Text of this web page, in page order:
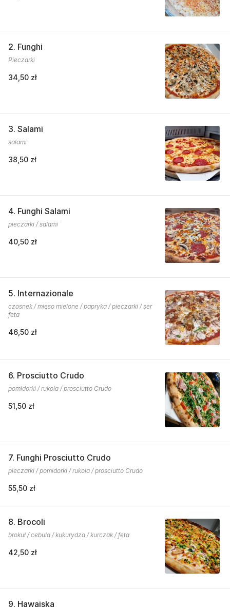
2. Funghi
Pieczarki
34,50 zł
3. Salami
salami
38,50 zł
4. Funghi Salami
pieczarki / salami
40,50 zł
5. Internazionale
czosnek / mięso mielone / papryka / pieczarki / ser
feta
46,50 zł
6. Prosciutto Crudo
pomidorki / rukola / prosciutto Crudo
51,50 zł
7. Funghi Prosciutto Crudo
pieczarki / pomidorki / rukola / prosciutto Crudo
55,50 zł
8. Brocoli
brokuł / cebula / kukurydza / kurczak / feta
42,50 zł
9. Hawajska